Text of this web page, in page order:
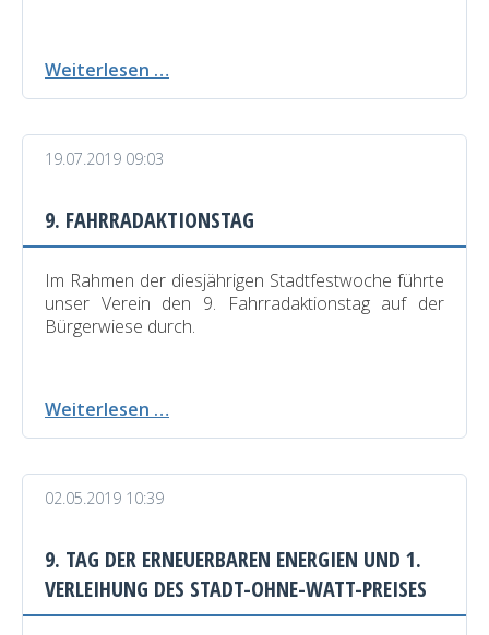
Weiterlesen …
Corona-
19.07.2019 09:03
9. FAHRRADAKTIONSTAG
Im Rahmen der diesjährigen Stadtfestwoche führte
unser Verein den 9. Fahrradaktionstag auf der
Bürgerwiese durch.
Weiterlesen …
02.05.2019 10:39
9. TAG DER ERNEUERBAREN ENERGIEN UND 1.
VERLEIHUNG DES STADT-OHNE-WATT-PREISES